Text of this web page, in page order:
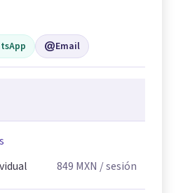
Email
849 MXN / sesión